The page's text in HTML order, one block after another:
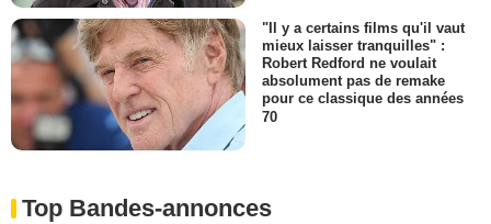
"Il y a certains films qu'il vaut
mieux laisser tranquilles" :
Robert Redford ne voulait
absolument pas de remake
pour ce classique des années
70
Top Bandes-annonces